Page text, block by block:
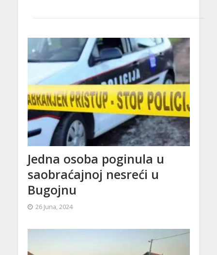
Jedna osoba poginula u
saobraćajnoj nesreći u
Bugojnu
26 Juna, 2024